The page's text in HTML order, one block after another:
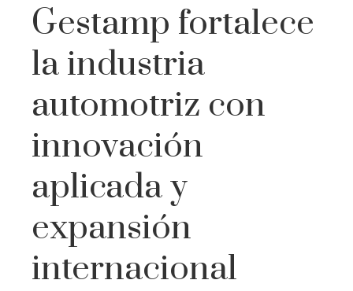
Gestamp fortalece
la industria
automotriz con
innovación
aplicada y
expansión
internacional